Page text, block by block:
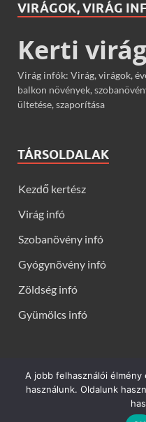
VIRÁGOK, VIRÁG
Kerti
Virág infók: Virág, virágok,
balkon növények,
ültetése, szaporítása
TÁRSOLDALAK
Kezdő kertész
Virág infó
Szobanövény infó
Gyógynövény infó
Zöldség infó
Gyümölcs infó
Kerti virágok - Virág infók:
talajtakarók, balkon
gondozása, ültetése,
A jobb felhasználói
használunk. Oldalunk